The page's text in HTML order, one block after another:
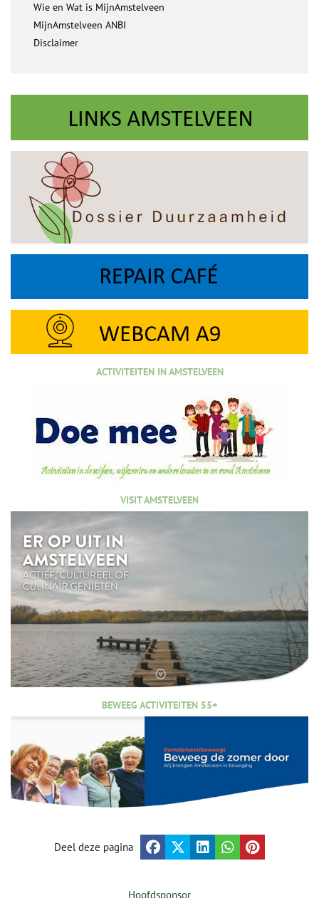
Wie en Wat is MijnAmstelveen
MijnAmstelveen ANBI
Disclaimer
ACTIVITEITEN IN AMSTELVEEN
VISIT AMSTELVEEN
BEWEEG ACTIVITEITEN 55+
Deel deze pagina
Hoofdsponsor